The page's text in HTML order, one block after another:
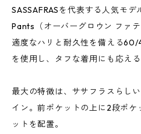
SASSAFRASを代表する人気モ
Pants（オーバーグロウン ファテ
適度なハリと耐久性を備える60/
を使用し、タフな着用にも応える
最大の特徴は、ササフラスらし
イン。前ポケットの上に2段ポ
ットを配置。